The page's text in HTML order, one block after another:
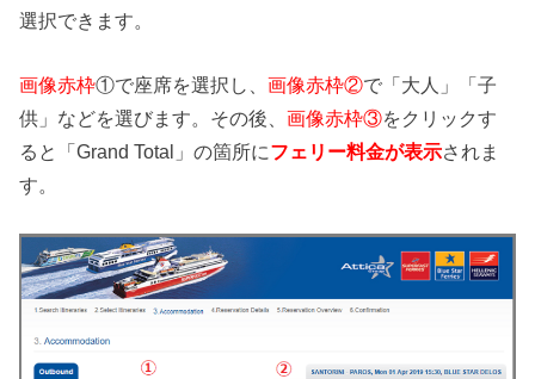
選択できます。
画像赤枠①で座席を選択し、画像赤枠②で「大人」「子
供」などを選びます。その後、画像赤枠③をクリックす
ると「Grand Total」の箇所にフェリー料金が表示されま
す。